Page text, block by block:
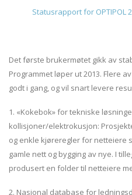
Statusrapport for OPTIPOL
Det første brukermøtet gikk av
Programmet løper ut 2013. Flere
godt i gang, og vil snart levere
1. «Kokebok» for tekniske
kollisjoner/elektrokusjon:
og enkle kjøreregler for netteiere
gamle nett og bygging av nye. I
produsert en folder til netteiere
2. Nasjonal database for